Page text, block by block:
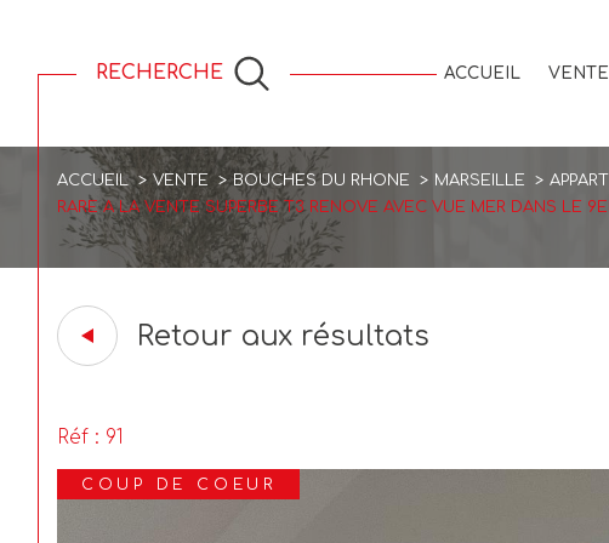
ACCUEIL VENTE
Saisonnier
RECHERCHE
ACCUEIL VENTE BOUCHES DU RHONE MARSEILLE
RARE A LA VENTE SUPERBE T3 RENOVE AVEC VUE MER DANS LE
Retour aux résultats
Réf : 91
COUP DE COEUR